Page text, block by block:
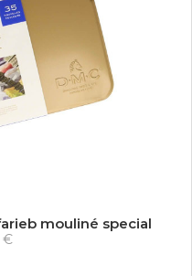
mouliné special
€